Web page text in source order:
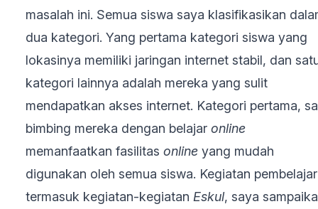
masalah ini. Semua siswa saya klasifikasikan
dua kategori. Yang pertama kategori siswa yang
lokasinya memiliki jaringan internet stabil, dan
kategori lainnya adalah mereka yang sulit
mendapatkan akses internet. Kategori pertama,
bimbing mereka dengan belajar online
memanfaatkan fasilitas online yang mudah
digunakan oleh semua siswa. Kegiatan
termasuk kegiatan-kegiatan Eskul, saya